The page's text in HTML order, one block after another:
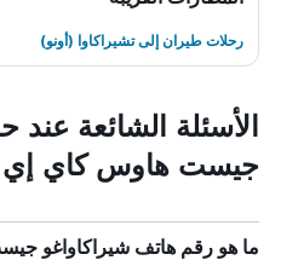
رحلات طيران إلى تشيراكاوا (أونو)
الأسئلة الشائعة عند
جيست هاوس كاي إي
ما هو رقم هاتف شيراكاواغو